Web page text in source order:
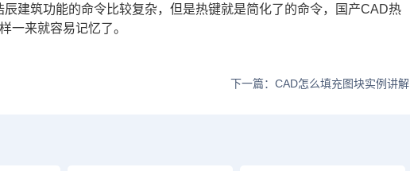
建筑功能的命令比较复杂，但是热键就是简化了的命令，国产CAD热
一来就容易记忆了。
下一篇：CAD怎么填充图块实例讲解